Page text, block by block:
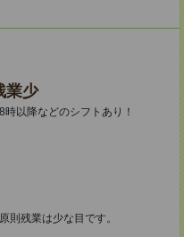
業少
時以降などのシフトあり！
則残業は少な目です。